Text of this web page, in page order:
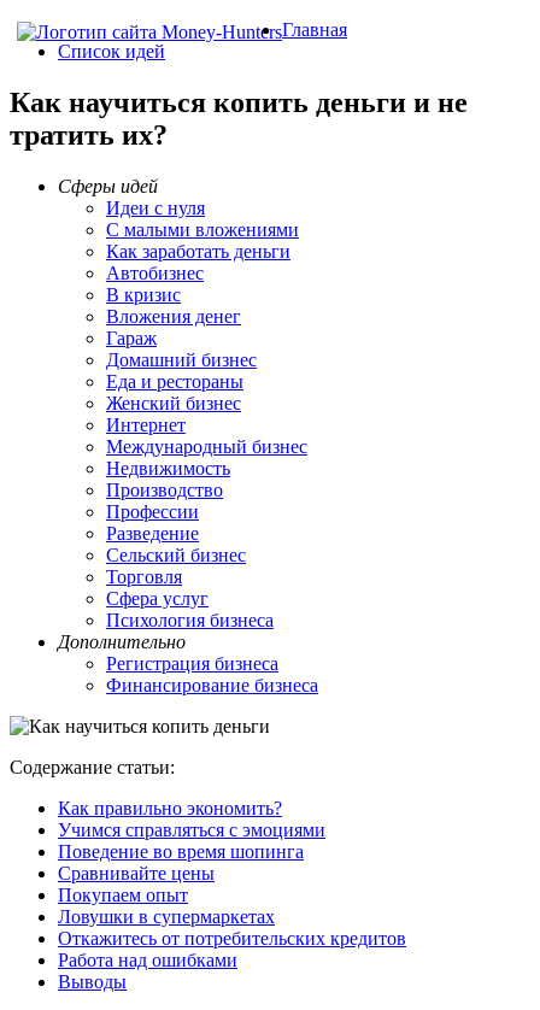
Главная
Список идей
Как научиться копить деньги и не
тратить их?
Сферы идей
Идеи с нуля
С малыми вложениями
Как заработать деньги
Автобизнес
В кризис
Вложения денег
Гараж
Домашний бизнес
Еда и рестораны
Женский бизнес
Интернет
Международный бизнес
Недвижимость
Производство
Профессии
Разведение
Сельский бизнес
Торговля
Сфера услуг
Психология бизнеса
Дополнительно
Регистрация бизнеса
Финансирование бизнеса
Содержание статьи:
Как правильно экономить?
Учимся справляться с эмоциями
Поведение во время шопинга
Сравнивайте цены
Покупаем опыт
Ловушки в супермаркетах
Откажитесь от потребительских кредитов
Работа над ошибками
Выводы